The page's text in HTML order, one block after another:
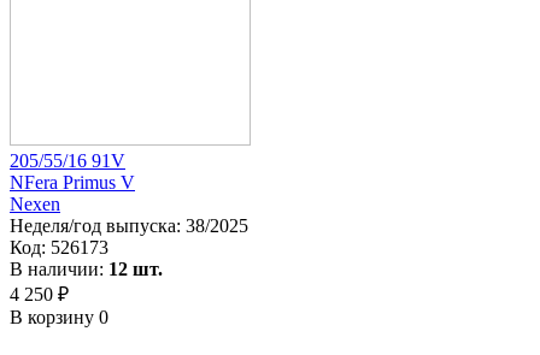
205/55/16 91V
NFera Primus V
Nexen
Неделя/год выпуска: 38/2025
Код: 526173
В наличии: 12 шт.
4 250 ₽
В корзину 0